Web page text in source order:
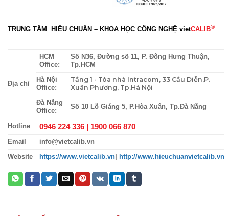
TRUNG TÂM HIÊU CHUẨN – KHOA HỌC CÔNG NGHỆ vietCALIB®
Địa chỉ
HCM
Office:
Số N36, Đường số 11, P. Đông Hưng Thuận,
Tp.HCM
Hà Nội
Office:
Tầng 1 - Tòa nhà Intracom, 33 Cầu Diễn,P.
Xuân Phương, Tp.Hà Nội
Đà Nẵng
Office:
Số 10 Lỗ Giáng 5, P.Hòa Xuân, Tp.Đà Nẵng
Hotline 0946 224 336 | 1900 066 870
Email info@vietcalib.vn
Website https://www.vietcalib.vn http://www.hieuchuanvietcalib.vn